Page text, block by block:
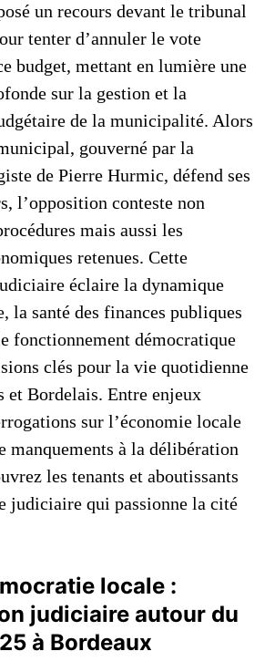
un recours devant le tribunal
tenter d’annuler le vote
budget, mettant en lumière une
sur la gestion et la
de la municipalité. Alors
gouverné par la
de Pierre Hurmic, défend ses
l’opposition conteste non
mais aussi les
retenues. Cette
éclaire la dynamique
la santé des finances publiques
fonctionnement démocratique
clés pour la vie quotidienne
et Bordelais. Entre enjeux
sur l’économie locale
manquements à la délibération
les tenants et aboutissants
judiciaire qui passionne la cité
locale :
judiciaire autour du
à Bordeaux